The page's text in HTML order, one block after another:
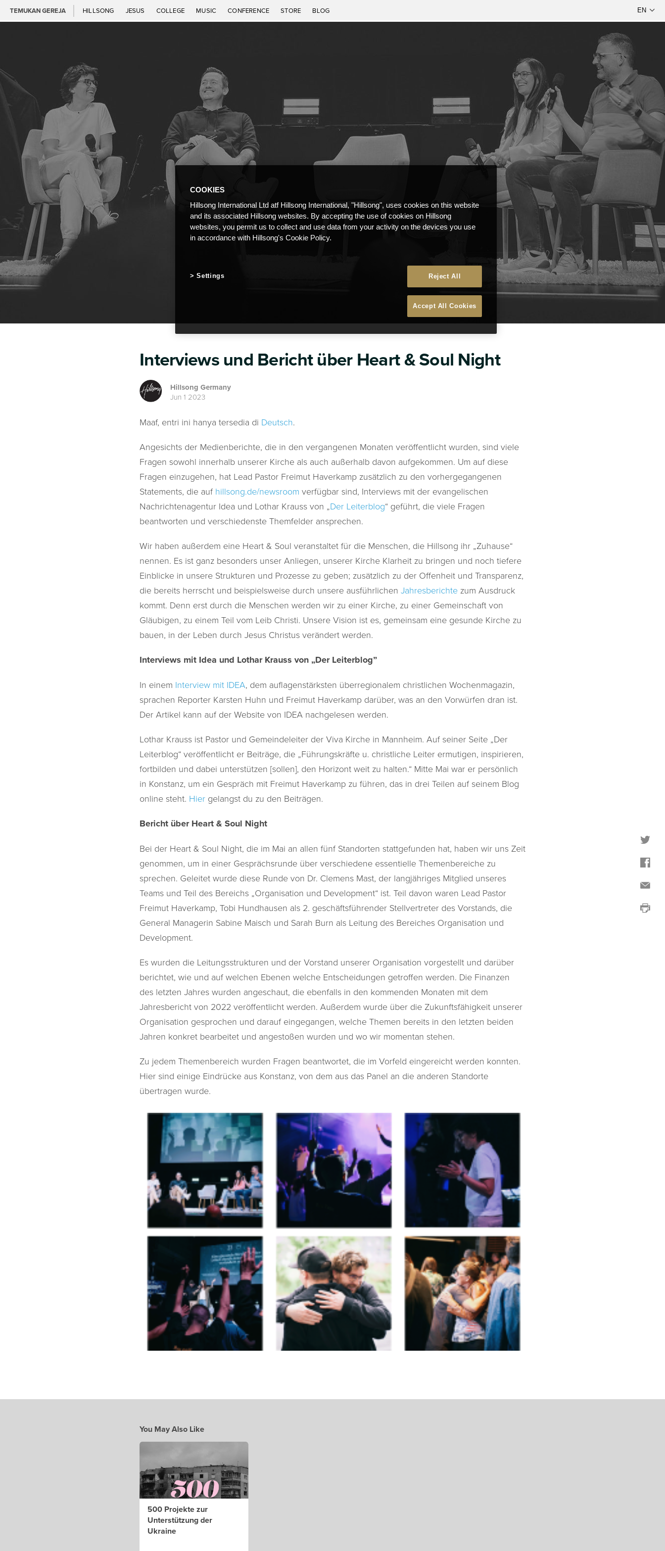
TEMUKAN GEREJA HILLSONG JESUS COLLEGE MUSIC CONFERENCE STORE BLOG
Interviews und Bericht über Heart & Soul Night
Hillsong Germany
Jun 1 2023
Maaf, entri ini hanya tersedia di Deutsch.
Angesichts der Medienberichte, die in den vergangenen Monaten veröffentlicht wurden, sind viele
Fragen sowohl innerhalb unserer Kirche als auch außerhalb davon aufgekommen. Um auf diese
Fragen einzugehen, hat Lead Pastor Freimut Haverkamp zusätzlich zu den vorhergegangenen
Statements, die auf hillsong.de/newsroom verfügbar sind, Interviews mit der evangelischen
Nachrichtenagentur Idea und Lothar Krauss von „Der Leiterblog“ geführt, die viele Fragen
beantworten und verschiedenste Themfelder ansprechen.
Wir haben außerdem eine Heart & Soul veranstaltet für die Menschen, die Hillsong ihr „Zuhause“
nennen. Es ist ganz besonders unser Anliegen, unserer Kirche Klarheit zu bringen und noch tiefere
Einblicke in unsere Strukturen und Prozesse zu geben; zusätzlich zu der Offenheit und Transparenz,
die bereits herrscht und beispielsweise durch unsere ausführlichen Jahresberichte zum Ausdruck
kommt. Denn erst durch die Menschen werden wir zu einer Kirche, zu einer Gemeinschaft von
Gläubigen, zu einem Teil vom Leib Christi. Unsere Vision ist es, gemeinsam eine gesunde Kirche zu
bauen, in der Leben durch Jesus Christus verändert werden.
Interviews mit Idea und Lothar Krauss von „Der Leiterblog”
In einem Interview mit IDEA, dem auflagenstärksten überregionalem christlichen Wochenmagazin,
sprachen Reporter Karsten Huhn und Freimut Haverkamp darüber, was an den Vorwürfen dran ist.
Der Artikel kann auf der Website von IDEA nachgelesen werden.
Lothar Krauss ist Pastor und Gemeindeleiter der Viva Kirche in Mannheim. Auf seiner Seite „Der
Leiterblog“ veröffentlicht er Beiträge, die „Führungskräfte u. christliche Leiter ermutigen, inspirieren,
fortbilden und dabei unterstützen [sollen], den Horizont weit zu halten.“ Mitte Mai war er persönlich
in Konstanz, um ein Gespräch mit Freimut Haverkamp zu führen, das in drei Teilen auf seinem Blog
online steht. Hier gelangst du zu den Beiträgen.
Bericht über Heart & Soul Night
Bei der Heart & Soul Night, die im Mai an allen fünf Standorten stattgefunden hat, haben wir uns Zeit
genommen, um in einer Gesprächsrunde über verschiedene essentielle Themenbereiche zu
sprechen. Geleitet wurde diese Runde von Dr. Clemens Mast, der langjähriges Mitglied unseres
Teams und Teil des Bereichs „Organisation und Development“ ist. Teil davon waren Lead Pastor
Freimut Haverkamp, Tobi Hundhausen als 2. geschäftsführender Stellvertreter des Vorstands, die
General Managerin Sabine Maisch und Sarah Burn als Leitung des Bereiches Organisation und
Development.
Es wurden die Leitungsstrukturen und der Vorstand unserer Organisation vorgestellt und darüber
berichtet, wie und auf welchen Ebenen welche Entscheidungen getroffen werden. Die Finanzen
des letzten Jahres wurden angeschaut, die ebenfalls in den kommenden Monaten mit dem
Jahresbericht von 2022 veröffentlicht werden. Außerdem wurde über die Zukunftsfähigkeit unserer
Organisation gesprochen und darauf eingegangen, welche Themen bereits in den letzten beiden
Jahren konkret bearbeitet und angestoßen wurden und wo wir momentan stehen.
Zu jedem Themenbereich wurden Fragen beantwortet, die im Vorfeld eingereicht werden konnten.
Hier sind einige Eindrücke aus Konstanz, von dem aus das Panel an die anderen Standorte
übertragen wurde.
You May Also Like
500 Projekte zur
Unterstützung der
Ukraine
COOKIES
Hillsong International Ltd atf Hillsong International, "Hillsong", uses cookies on this website
and its associated Hillsong websites. By accepting the use of cookies on Hillsong
websites, you permit us to collect and use data from your activity on the devices you use
in accordance with Hillsong's Cookie Policy.
Reject All
Accept All Cookies
Settings